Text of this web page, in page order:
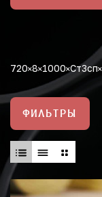
720 8 1000 Ст3сп
ФИЛЬТРЫ